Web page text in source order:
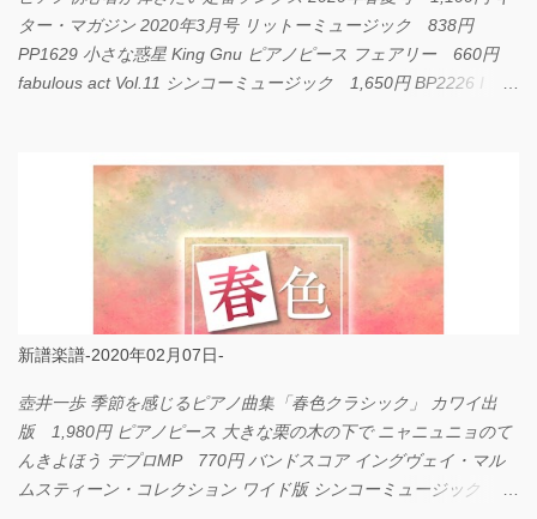
ター・マガジン 2020年3月号 リットーミュージック 838円
PP1629 小さな惑星 King Gnu ピアノピース フェアリー 660円
fabulous act Vol.11 シンコーミュージック 1,650円 BP2226 I
新譜楽譜-2020年02月07日-
壺井一歩 季節を感じるピアノ曲集「春色クラシック」 カワイ出
版 1,980円 ピアノピース 大きな栗の木の下で ニャニュニョのて
んきよほう デプロMP 770円 バンドスコア イングヴェイ・マル
ムスティーン・コレクション ワイド版 シンコーミュージック